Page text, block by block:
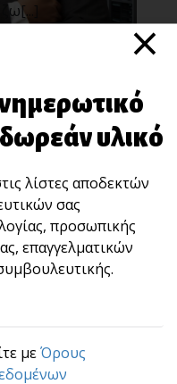
το λάθος!
με το τι έχεις
×
υλικό
λίστες αποδεκτών
σας
προσωπικής
επαγγελματικών
μεΌρους